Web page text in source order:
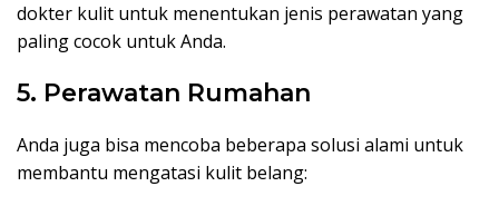
dokter kulit untuk menentukan jenis perawatan yang
paling cocok untuk Anda.
5. Perawatan Rumahan
Anda juga bisa mencoba beberapa solusi alami untuk
membantu mengatasi kulit belang: